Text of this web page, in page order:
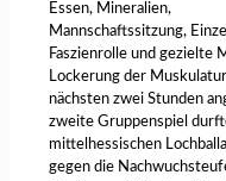
Essen, Mineralien,
Mannschaftssitzung,
Faszienrolle und gezielte
Lockerung der
nächsten zwei Stunden
zweite Gruppenspiel
mittelhessischen
gegen die